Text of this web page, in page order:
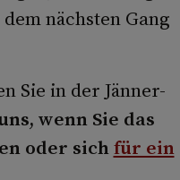
nächsten Gang
Sie in der Jänner-
wenn Sie das
oder sichfür ein